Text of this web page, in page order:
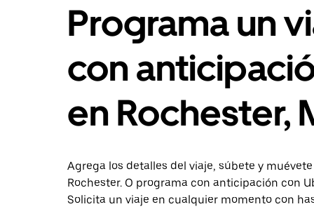
Programa un
con
en Rochester,
Agrega los detalles del viaje, súbete y
Rochester. O programa con anticipación con
Solicita un viaje en cualquier momento con